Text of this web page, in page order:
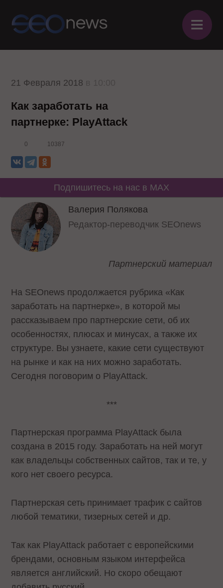
≡
21 Февраля 2018
Как заработать на
партнерке: PlayAttack
0 10387
Подпишитесь на нас в MAX
Валерия Полякова
Редактор-переводчик SEOnews
Партнерский материал
На SEOnews продолжается рубрика «Как
заработать на партнерке», в которой мы
рассказываем про партнерские сети, об их
особенностях, плюсах и минусах, а также их
структуре. Вы узнаете, какие сети существуют
на рынке и как на них можно заработать.
Сегодня поговорим о PlayAttack.
***
Партнерская программа PlayAttack была
создана в 2015 году. Заработать на ней могут
как владельцы собственных сайтов, так и те, у
кого нет своего ресурса.
Партнерская сеть принимает трафик с сайтов
любой тематики, тизерных сетей и др.
Так как PlayAttack работает с европейскими
брендами, основным языком интерфейса
является английский. Но скоро обещают